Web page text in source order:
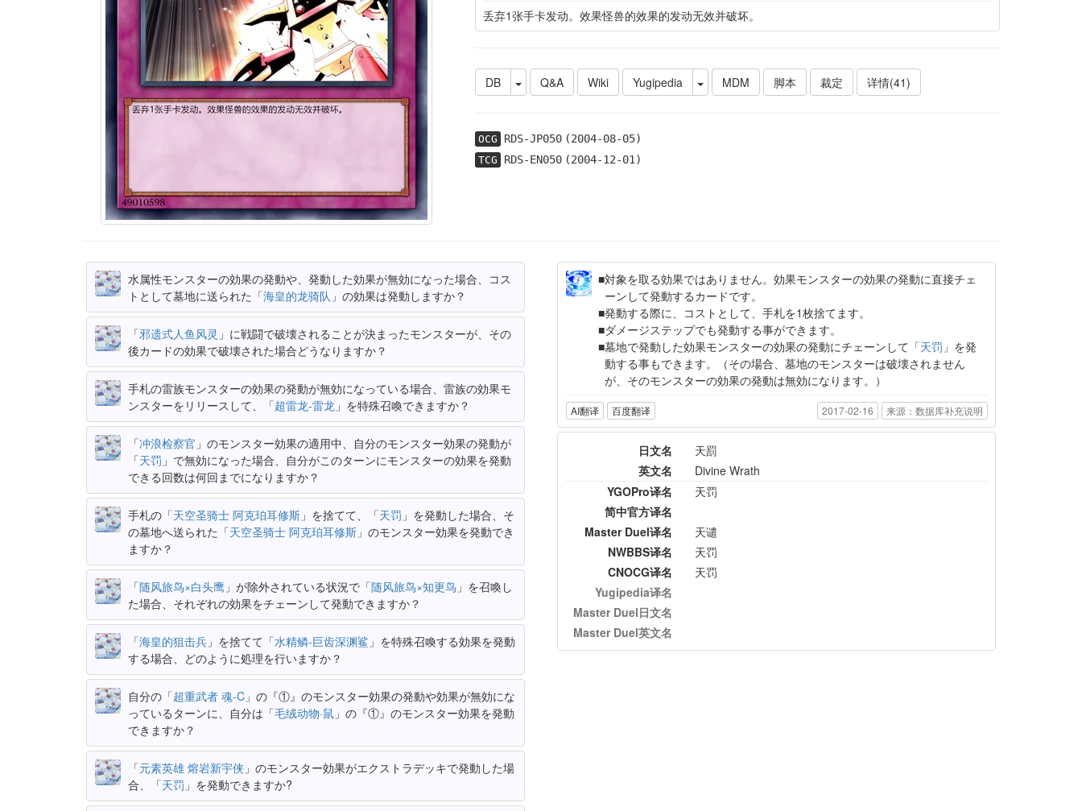
丢弃1张手卡发动。效果怪兽的效果的发动无效并破坏。
DB Q&A Wiki Yugipedia MDM 脚本 裁定 详情(41)
OCG RDS-JP050(2004-08-05)
TCG RDS-EN050(2004-12-01)
水属性モンスターの効果の発動や、発動した効果が無効になった場合、コス
トとして墓地に送られた「海皇的龙骑队 」の効果は発動しますか？
「邪遗式人鱼风灵 」に戦闘で破壊されることが決まったモンスターが、その
後カードの効果で破壊された場合どうなりますか？
手札の雷族モンスターの効果の発動が無効になっている場合、雷族の効果モ
ンスターをリリースして、「超雷龙-雷龙 」を特殊召喚できますか？
「冲浪检察官 」のモンスター効果の適用中、自分のモンスター効果の発動が
「天罚 」で無効になった場合、自分がこのターンにモンスターの効果を発動
できる回数は何回までになりますか？
手札の「天空圣骑士 阿克珀耳修斯 」を捨てて、「天罚 」を発動した場合、そ
の墓地へ送られた「天空圣骑士 阿克珀耳修斯 」のモンスター効果を発動でき
ますか？
「随风旅鸟×白头鹰 」が除外されている状況で「随风旅鸟×知更鸟 」を召喚し
た場合、それぞれの効果をチェーンして発動できますか？
「海皇的狙击兵 」を捨てて「水精鳞-巨齿深渊鲨 」を特殊召喚する効果を発動
する場合、どのように処理を行いますか？
自分の「超重武者 魂-C 」の『①』のモンスター効果の発動や効果が無効にな
っているターンに、自分は「毛绒动物·鼠 」の『①』のモンスター効果を発動
できますか？
「元素英雄 熔岩新宇侠 」のモンスター効果がエクストラデッキで発動した場
合、「天罚 」を発動できますか?
対象を取る効果ではありません。効果モンスターの効果の発動に直接チェ
ーンして発動するカードです。
発動する際に、コストとして、手札を1枚捨てます。
ダメージステップでも発動する事ができます。
墓地で発動した効果モンスターの効果の発動にチェーンして「天罚 」を発
動する事もできます。（その場合、墓地のモンスターは破壊されません
が、そのモンスターの効果の発動は無効になります。）
AI翻译 百度翻译 2017-02-16 来源：数据库补充说明
日文名
天罰
英文名
Divine Wrath
YGOPro译名
天罚
简中官方译名
Master Duel译名
天谴
NWBBS译名
天罚
CNOCG译名
天罚
Yugipedia译名
Master Duel日文名
Master Duel英文名